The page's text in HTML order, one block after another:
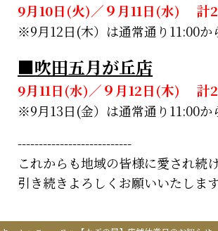
9月10日(火)／９月11日(水) 計
※9月12日(木）は通常通り11:00か
■吹田五月が丘店
9月11日(水)／９月12日(木) 計
※9月13日(金）は通常通り11:00か
---------------------------
これからも地域の皆様に愛され続
引き続きよろしくお願いいたします